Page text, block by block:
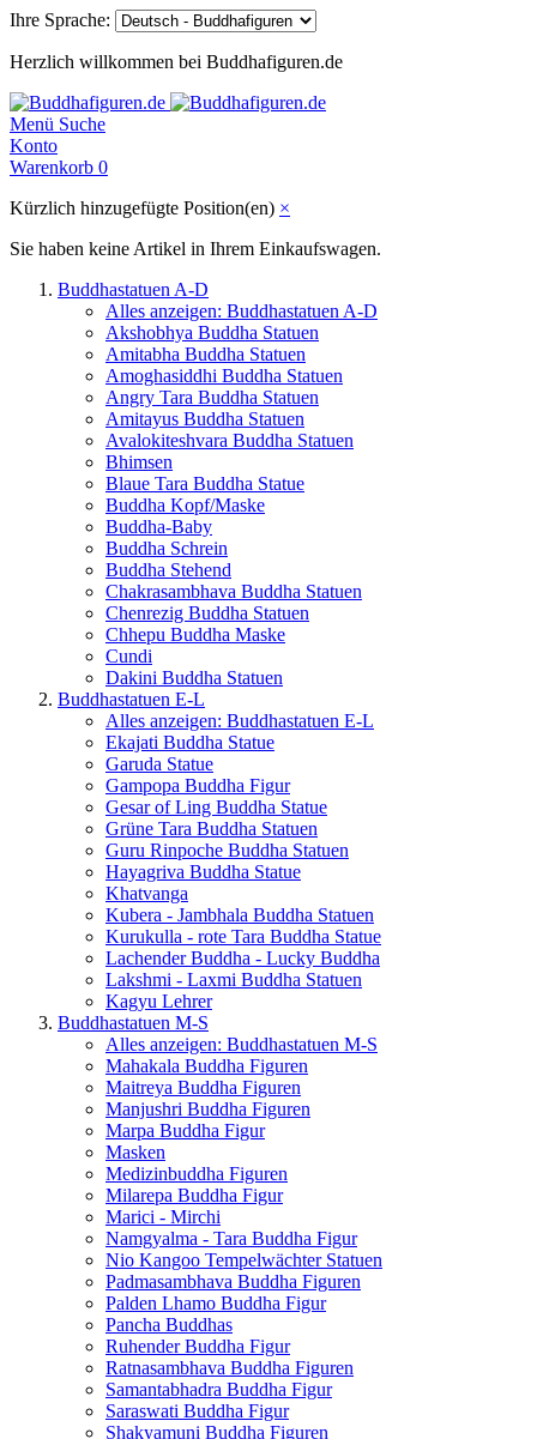
Ihre Sprache:
Herzlich willkommen bei Buddhafiguren.de
Menü Suche
Konto
Warenkorb 0
Kürzlich hinzugefügte Position(en) ×
Sie haben keine Artikel in Ihrem Einkaufswagen.
Buddhastatuen A-D
Alles anzeigen: Buddhastatuen A-D
Akshobhya Buddha Statuen
Amitabha Buddha Statuen
Amoghasiddhi Buddha Statuen
Angry Tara Buddha Statuen
Amitayus Buddha Statuen
Avalokiteshvara Buddha Statuen
Bhimsen
Blaue Tara Buddha Statue
Buddha Kopf/Maske
Buddha-Baby
Buddha Schrein
Buddha Stehend
Chakrasambhava Buddha Statuen
Chenrezig Buddha Statuen
Chhepu Buddha Maske
Cundi
Dakini Buddha Statuen
Buddhastatuen E-L
Alles anzeigen: Buddhastatuen E-L
Ekajati Buddha Statue
Garuda Statue
Gampopa Buddha Figur
Gesar of Ling Buddha Statue
Grüne Tara Buddha Statuen
Guru Rinpoche Buddha Statuen
Hayagriva Buddha Statue
Khatvanga
Kubera - Jambhala Buddha Statuen
Kurukulla - rote Tara Buddha Statue
Lachender Buddha - Lucky Buddha
Lakshmi - Laxmi Buddha Statuen
Kagyu Lehrer
Buddhastatuen M-S
Alles anzeigen: Buddhastatuen M-S
Mahakala Buddha Figuren
Maitreya Buddha Figuren
Manjushri Buddha Figuren
Marpa Buddha Figur
Masken
Medizinbuddha Figuren
Milarepa Buddha Figur
Marici - Mirchi
Namgyalma - Tara Buddha Figur
Nio Kangoo Tempelwächter Statuen
Padmasambhava Buddha Figuren
Palden Lhamo Buddha Figur
Pancha Buddhas
Ruhender Buddha Figur
Ratnasambhava Buddha Figuren
Samantabhadra Buddha Figur
Saraswati Buddha Figur
Shakyamuni Buddha Figuren